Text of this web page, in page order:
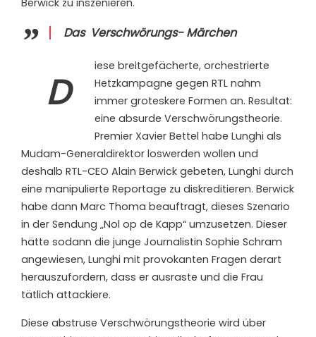
Das Verschwörungs- Märchen
D
iese breitgefächerte, orchestrierte
Hetzkampagne gegen RTL nahm
immer groteskere Formen an. Resultat:
eine absurde Verschwörungstheorie.
Premier Xavier Bettel habe Lunghi als
Mudam-Generaldirektor loswerden wollen und
deshalb RTL-CEO Alain Berwick gebeten, Lunghi durch
eine manipulierte Reportage zu diskreditieren. Berwick
habe dann Marc Thoma beauftragt, dieses Szenario
in der Sendung „Nol op de Kapp“ umzusetzen. Dieser
hätte sodann die junge Journalistin Sophie Schram
angewiesen, Lunghi mit provokanten Fragen derart
herauszufordern, dass er ausraste und die Frau
tätlich attackiere.
Diese abstruse Verschwörungstheorie wird über